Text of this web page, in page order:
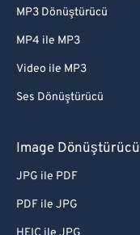
MP3 Dönüştürücü
MP4 ile MP3
Video ile MP3
Ses Dönüştürücü
Image Dönüştürücü
JPG ile PDF
PDF ile JPG